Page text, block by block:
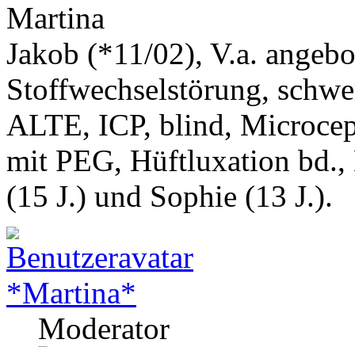
Martina
Jakob (*11/02), V.a.
Stoffwechselstörung,
ALTE, ICP, blind,
mit PEG, Hüftluxation bd.,
(15 J.) und Sophie (13 J.).
*Martina*
Moderator